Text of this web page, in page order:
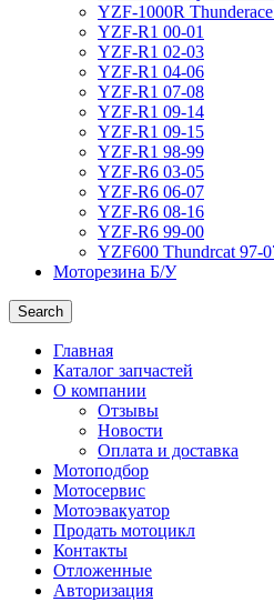
YZF-1000R Thunderace
YZF-R1 00-01
YZF-R1 02-03
YZF-R1 04-06
YZF-R1 07-08
YZF-R1 09-14
YZF-R1 09-15
YZF-R1 98-99
YZF-R6 03-05
YZF-R6 06-07
YZF-R6 08-16
YZF-R6 99-00
YZF600 Thundrcat 97-
Моторезина Б/У
Search
Главная
Каталог запчастей
О компании
Отзывы
Новости
Оплата и доставка
Мотоподбор
Мотосервис
Мотоэвакуатор
Продать мотоцикл
Контакты
Отложенные
Авторизация